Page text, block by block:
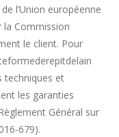
l’Union européenne
la Commission
le client. Pour
techniques et
les garanties
Général sur
679).